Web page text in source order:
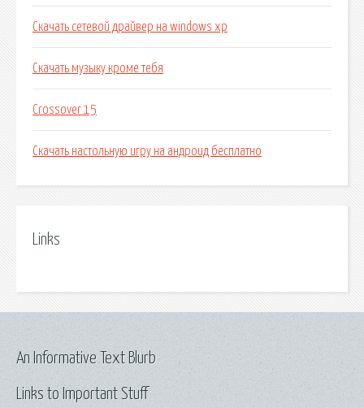
Скачать сетевой драйвер на windows xp
Скачать музыку кроме тебя
Crossover 15
Скачать настольную игру на андроид бесплатно
Links
Links to Important Stuff
An Informative Text Blurb